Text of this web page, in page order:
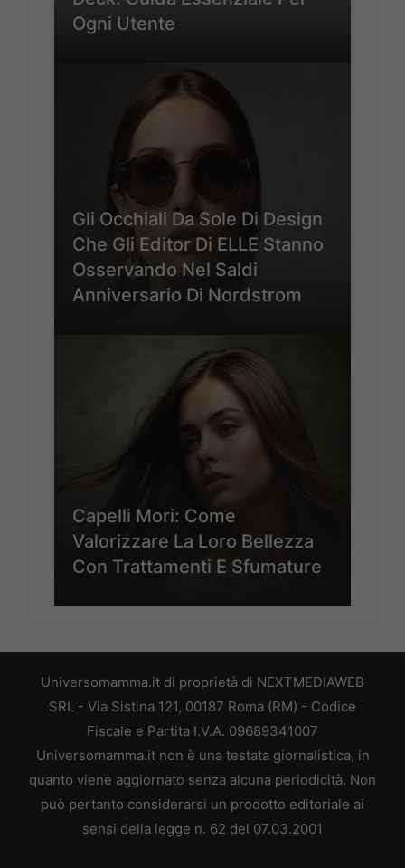
Ogni Utente
Gli Occhiali Da Sole Di Design
Che Gli Editor Di ELLE Stanno
Osservando Nel Saldi
Anniversario Di Nordstrom
Capelli Mori: Come
Valorizzare La Loro Bellezza
Con Trattamenti E Sfumature
Universomamma.it di proprietà di NEXTMEDIAWEB
SRL - Via Sistina 121, 00187 Roma (RM) - Codice
Fiscale e Partita I.V.A. 09689341007
Universomamma.it non è una testata giornalistica, in
quanto viene aggiornato senza alcuna periodicità. Non
può pertanto considerarsi un prodotto editoriale ai
sensi della legge n. 62 del 07.03.2001